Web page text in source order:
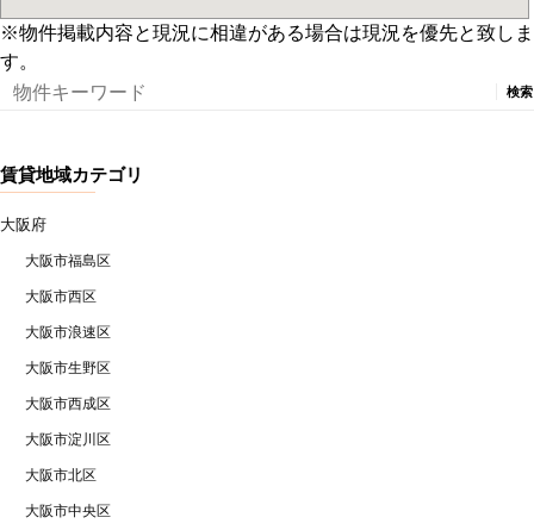
※物件掲載内容と現況に相違がある場合は現況を優先と致しま
す。
検
賃貸地域カテゴリ
大阪府
大阪市福島区
大阪市西区
大阪市浪速区
大阪市生野区
大阪市西成区
大阪市淀川区
大阪市北区
大阪市中央区